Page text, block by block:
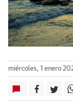
miércoles, 1 enero